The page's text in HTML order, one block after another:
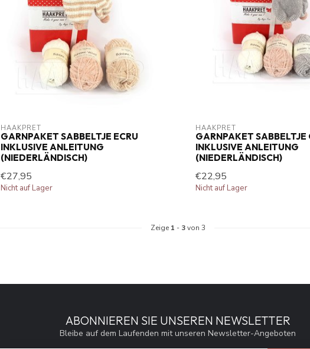
HAAKPRET
GARNPAKET SABBELTJE ECRU
INKLUSIVE ANLEITUNG
(NIEDERLÄNDISCH)
€27,95
Nicht auf Lager
HAAKPRET
GARNPAKET SABBELTJE
INKLUSIVE ANLEITUNG
(NIEDERLÄNDISCH)
€22,95
Nicht auf Lager
Zeige 1 - 3von 3
ABONNIEREN SIE UNSEREN NEWSLETTER
Bleibe auf dem Laufenden mit unseren Newsletter-Angeboten